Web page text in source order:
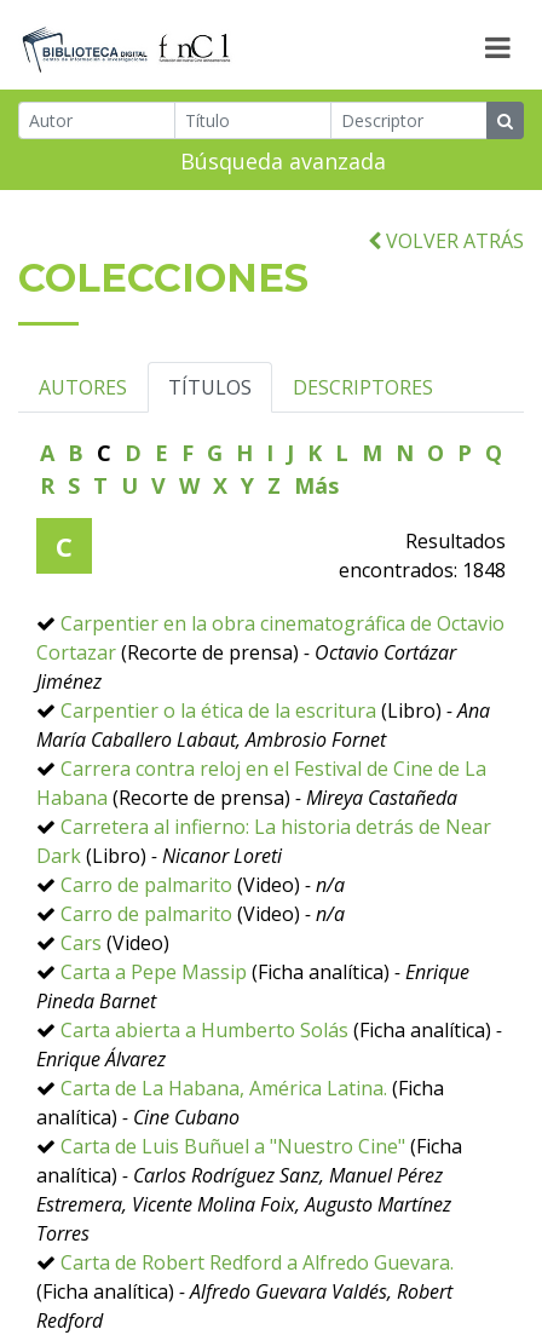
Búsqueda avanzada
VOLVER ATRÁS
COLECCIONES
AUTORES TÍTULOS DESCRIPTORES
A B C D E F G H I J K L M N O P Q
R S T U V W X Y Z Más
C
Resultados
encontrados: 1848
Carpentier en la obra cinematográfica de Octavio
Cortazar(Recorte de prensa) - Octavio Cortázar
Jiménez
Carpentier o la ética de la escritura (Libro) - Ana
María Caballero Labaut, Ambrosio Fornet
Carrera contra reloj en el Festival de Cine de La
Habana (Recorte de prensa) - Mireya Castañeda
Carretera al infierno: La historia detrás de Near
Dark(Libro) - Nicanor Loreti
Carro de palmarito (Video) - n/a
Carro de palmarito (Video) - n/a
Cars (Video)
Carta a Pepe Massip (Ficha analítica) - Enrique
Pineda Barnet
Carta abierta a Humberto Solás (Ficha analítica) -
Enrique Álvarez
Carta de La Habana, América Latina. (Ficha
analítica) - Cine Cubano
Carta de Luis Buñuel a "Nuestro Cine" (Ficha
analítica) - Carlos Rodríguez Sanz, Manuel Pérez
Estremera, Vicente Molina Foix, Augusto Martínez
Torres
Carta de Robert Redford a Alfredo Guevara.
(Ficha analítica) - Alfredo Guevara Valdés, Robert
Redford